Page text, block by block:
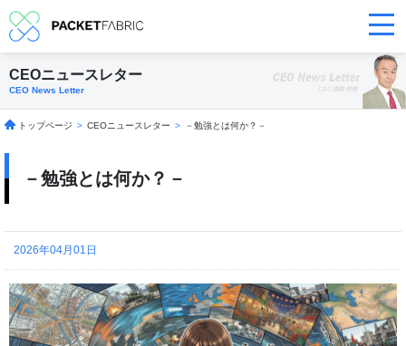
CEOニュースレター
CEO News Letter
トップページ > CEOニュースレター > －勉強とは何か？－
－勉強とは何か？－
2026年04月01日